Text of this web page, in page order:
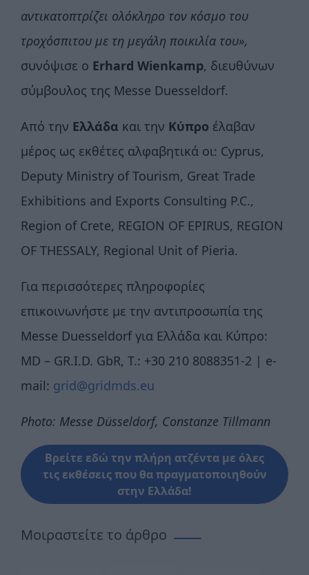
αντικατοπτρίζει ολόκληρο τον κόσμο του
τροχόσπιτου με τη μεγάλη ποικιλία του»,
συνόψισε ο Erhard Wienkamp, διευθύνων
σύμβουλος της Messe Duesseldorf.
Από την Ελλάδα και την Κύπρο έλαβαν
μέρος ως εκθέτες αλφαβητικά οι: Cyprus,
Deputy Ministry of Tourism, Great Trade
Exhibitions and Exports Consulting P.C.,
Region of Crete, REGION OF EPIRUS, REGION
OF THESSALY, Regional Unit of Pieria.
Για περισσότερες πληροφορίες
επικοινωνήστε με την αντιπροσωπία της
Messe Duesseldorf για Ελλάδα και Κύπρο:
MD – GR.I.D. GbR, T.: +30 210 8088351-2 | e-
mail: grid@gridmds.eu
Photo: Messe Düsseldorf, Constanze Tillmann
Βρείτε εδώ την πλήρη ατζέντα με όλες
τις εκθέσεις που θα πραγματοποιηθούν
στην Ελλάδα!
Μοιραστείτε το άρθρο